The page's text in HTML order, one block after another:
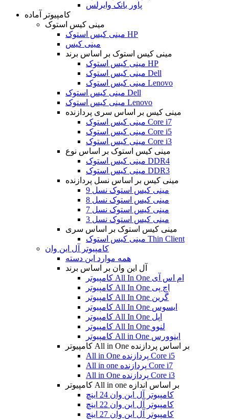
پاور بانک وایرلس
کامپیوتر آماده
مینی کیس استوک
مینی کیس استوک HP
مینی کیس
مینی کیس استوک بر اساس برند
مینی کیس استوک HP
مینی کیس استوک Dell
مینی کیس استوک Lenovo
مینی کیس استوک Dell
مینی کیس استوک Lenovo
مینی کیس بر اساس سری پردازنده
مینی کیس استوک Core i7
مینی کیس استوک Core i5
مینی کیس استوک Core i3
مینی کیس استوک بر اساس نوع
مینی کیس استوک DDR4
مینی کیس استوک DDR3
مینی کیس بر اساس نسل پردازنده
مینی کیس استوک نسل 9
مینی کیس استوک نسل 8
مینی کیس استوک نسل 7
مینی کیس استوک نسل 3
مینی کیس استوک بر اساس سری
مینی کیس استوک Thin Client
کامپیوتر آل این وان
همه موارد این دسته
آل این وان بر اساس برند
کامپیوتر All In One ام اس آی
کامپیوتر All In One اچ پی
کامپیوتر All In One گرین
کامپیوتر All In One ایسوس
کامپیوتر All In One اپل
کامپیوتر All In One لنوو
کامپیوتر All in One اینوورس
کامپیوتر All in One بر اساس پردازنده
All in One پردازنده Core i5
All in one پردازنده Core i7
All in One پردازنده Core i3
کامپیوتر All in one بر اساس اندازه
کامپیوتر آل این وان 24 اینچ
کامپیوتر آل این وان 22 اینچ
کامپیوتر آل این وان 27 اینچ